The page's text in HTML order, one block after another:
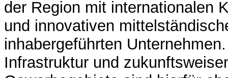
der Region mit internationalen
und innovativen
inhabergeführten
Infrastruktur und